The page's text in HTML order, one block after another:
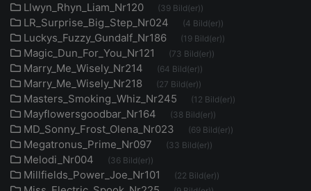
Llwyn_Rhyn_Liam_Nr120 (39 Bild(er))
LR_Surprise_Big_Step_Nr024 (4 Bild(er))
Luckys_Fuzzy_Gundalf_Nr186 (19 Bild(er))
Magic_Dun_For_You_Nr121 (73 Bild(er))
Marry_Me_Wisely_Nr214 (64 Bild(er))
Marry_Me_Wisely_Nr218 (27 Bild(er))
Masters_Smoking_Whiz_Nr245 (12 Bild(er))
Mayflowersgoodbar_Nr164 (38 Bild(er))
MD_Sonny_Frost_Olena_Nr023 (69 Bild(er))
Megatronus_Prime_Nr097 (33 Bild(er))
Melodi_Nr004 (36 Bild(er))
Millfields_Power_Joe_Nr101 (22 Bild(er))